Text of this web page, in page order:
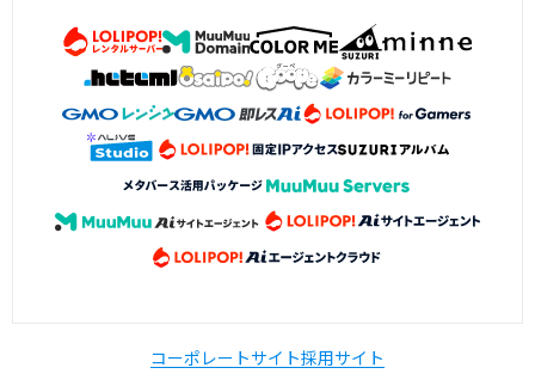
コーポレートサイト採用サイト